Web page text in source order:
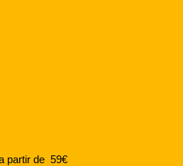
partir de 59€